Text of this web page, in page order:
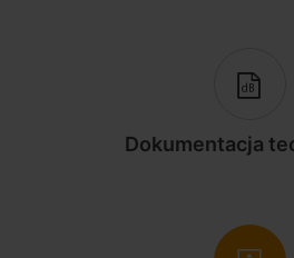
Dokumentacja